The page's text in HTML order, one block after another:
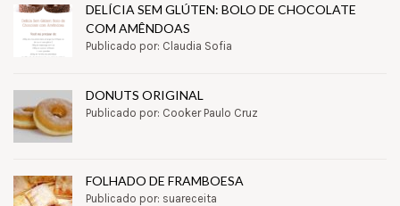
DELÍCIA SEM GLÚTEN: BOLO DE CHOCOLATE
COM AMÊNDOAS
Publicado por: Claudia Sofia
DONUTS ORIGINAL
Publicado por: Cooker Paulo Cruz
FOLHADO DE FRAMBOESA
Publicado por: suareceita